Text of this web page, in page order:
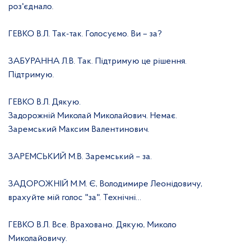
роз'єднало.
ГЕВКО В.Л. Так-так. Голосуємо. Ви – за?
ЗАБУРАННА Л.В. Так. Підтримую це рішення.
Підтримую.
ГЕВКО В.Л. Дякую.
Задорожній Миколай Миколайович. Немає.
Заремський Максим Валентинович.
ЗАРЕМСЬКИЙ М.В. Заремський – за.
ЗАДОРОЖНІЙ М.М. Є, Володимире Леонідовичу,
врахуйте мій голос "за". Технічні…
ГЕВКО В.Л. Все. Враховано. Дякую, Миколо
Миколайовичу.